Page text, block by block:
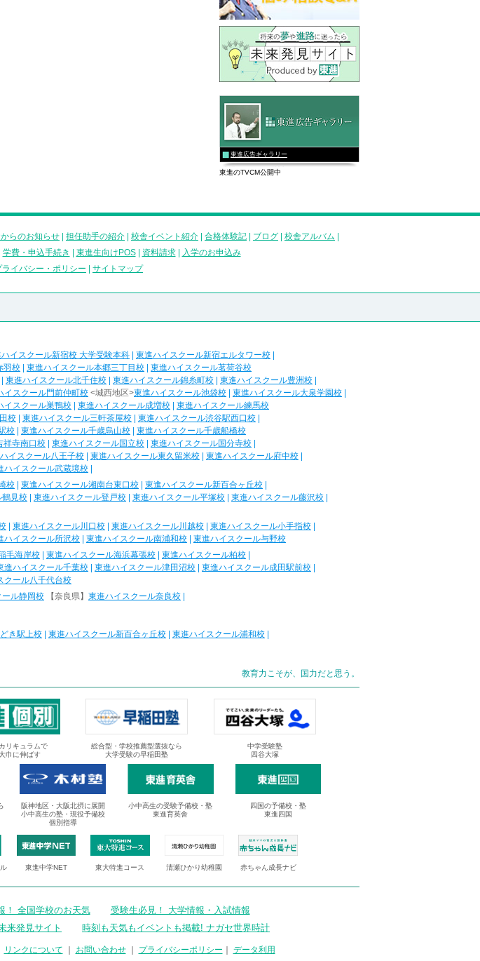
東進広告ギャラリー
東進のTVCM公開中
らのお知らせ 担任助手の紹介 校舎イベント紹介 合格体験記 ブログ 校舎アルバム
学費・申込手続き 東進生向けPOS| 資料請求|
入学のお申込み
ライバシー・ポリシー サイトマップ
イスクール新宿校 大学受験本科 東進ハイスクール新宿エルタワー校
羽校 東進ハイスクール本郷三丁目校
東進ハイスクール茗荷谷校
東進ハイスクール北千住校 東進ハイスクール錦糸町校 東進ハイスクール豊洲校
イスクール門前仲町校 <城西地区>東進ハイスクール池袋校 東進ハイスクール大泉学園校
イスクール巣鴨校 東進ハイスクール成増校
東進ハイスクール練馬校
校 東進ハイスクール三軒茶屋校 東進ハイスクール渋谷駅西口校
校 東進ハイスクール千歳烏山校
東進ハイスクール千歳船橋校
祥寺南口校 東進ハイスクール国立校 東進ハイスクール国分寺校
イスクール八王子校 東進ハイスクール東久留米校 東進ハイスクール府中校
ハイスクール武蔵境校
校 東進ハイスクール湘南台東口校 東進ハイスクール新百合ヶ丘校
鶴見校 東進ハイスクール登戸校 東進ハイスクール平塚校 東進ハイスクール藤沢校
東進ハイスクール川口校 東進ハイスクール川越校 東進ハイスクール小手指校
ハイスクール所沢校 東進ハイスクール南浦和校
東進ハイスクール与野校
毛海岸校 東進ハイスクール海浜幕張校 東進ハイスクール柏校
進ハイスクール千葉校 東進ハイスクール津田沼校 東進ハイスクール成田駅前校
クール八千代台校
ル静岡校 【奈良県】 東進ハイスクール奈良校
き駅上校 東進ハイスクール新百合ヶ丘校 東進ハイスクール浦和校
教育力こそが、国力だと思う。
リキュラムで
巾に伸ばす
総合型・学校推薦型選抜なら
大学受験の早稲田塾
中学受験塾
四谷大塚
阪神地区・大阪北摂に展開
小中高生の塾・現役予備校
個別指導
小中高生の受験予備校・塾
東進育英舎
四国の予備校・塾
東進四国
東進中学NET 東大特進コース 清瀬ひかり幼稚園 赤ちゃん成長ナビ
！ 全国学校のお天気
受験生必見！ 大学情報・入試情報
来発見サイト 時刻も天気もイベントも掲載! ナガセ世界時計
リンクについて お問い合わせ｜ プライバシーポリシー データ利用